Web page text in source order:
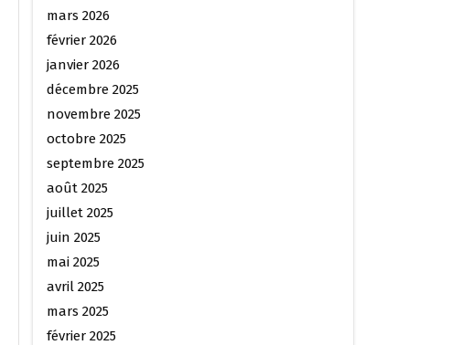
mars 2026
février 2026
janvier 2026
décembre 2025
novembre 2025
octobre 2025
septembre 2025
août 2025
juillet 2025
juin 2025
mai 2025
avril 2025
mars 2025
février 2025